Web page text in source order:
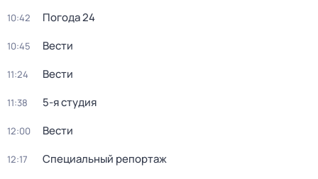
10:42 Погода 24
10:45 Вести
11:24 Вести
11:38 5-я студия
12:00 Вести
12:17 Специальный репортаж